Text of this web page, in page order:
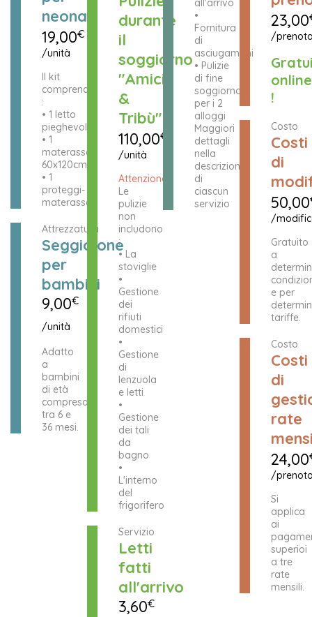
neonati
19,00€
/unità
Il kit
comprende
:
• 1 letto
pieghevole
• 1
materasso
60x120cm
• 1
proteggi-
materasso
Attrezzatura
Seggiolone
per
bambini
9,00€
/unità
Adatto
a
bambini
di età
compresa
tra 6 e
36 mesi.
durante
il
soggiorno
"Amici
&
Tribù"
110,00€
/unità
Attenzione!
Le
pulizie
non
includono
:
• La
stoviglie
•
Gestione
dei
rifiuti
domestici
•
Gestione
di
lenzuola
e letti
•
Gestione
dei tali
da
bagno
•
L'interno
del
frigorifero
Servizio
Letti
fatti
all'arrivo
3,60€
all'arrivo
•
Fornitura
di
asciugamani
• Pulizie
di fine
soggiorno
per i 2
alloggi
Maggiori
dettagli
nella
descrizione
di
ciascun
servizio
23,00
/
online
!
Costo
Costi
di
50,00
/
Gratuito
a
e per
tariffe.
Costo
Costi
di
rate
24,00
/
Si
applica
ai
superioi
a tre
rate
mensili.